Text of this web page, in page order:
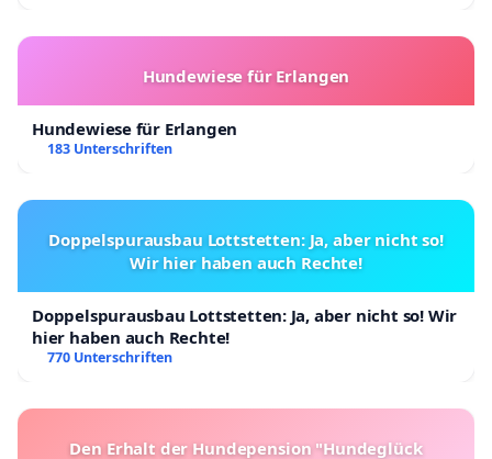
Hundewiese für Erlangen
Hundewiese für Erlangen
183 Unterschriften
Doppelspurausbau Lottstetten: Ja, aber nicht so!
Wir hier haben auch Rechte!
Doppelspurausbau Lottstetten: Ja, aber nicht so! Wir
hier haben auch Rechte!
770 Unterschriften
Den Erhalt der Hundepension "Hundeglück